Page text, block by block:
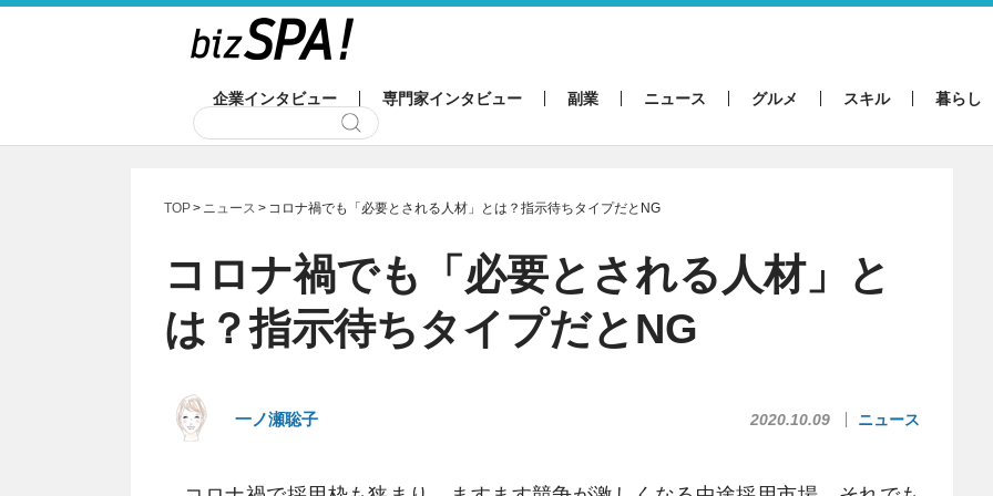
企業インタビュー 専門家インタビュー 副業 ニュース グルメ スキル 暮らし
TOP ニュース コロナ禍でも「必要とされる人材」とは？指示待ちタイプだとNG
コロナ禍でも「必要とされる人材」と
は？指示待ちタイプだとNG
一ノ瀬聡子 2020.10.09 ニュース